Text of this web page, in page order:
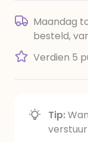
Maandag
besteld,
Verdien 5
Tip: